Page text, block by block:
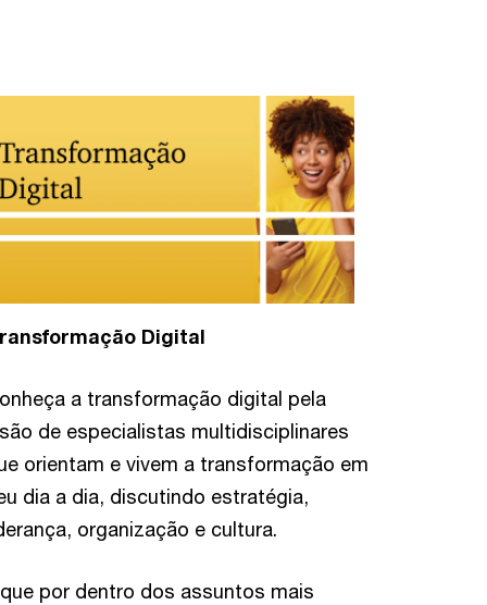
Digital
a transformação digital pela
de especialistas multidisciplinares
orientam e vivem a transformação em
dia a dia, discutindo estratégia,
organização e cultura.
por dentro dos assuntos mais